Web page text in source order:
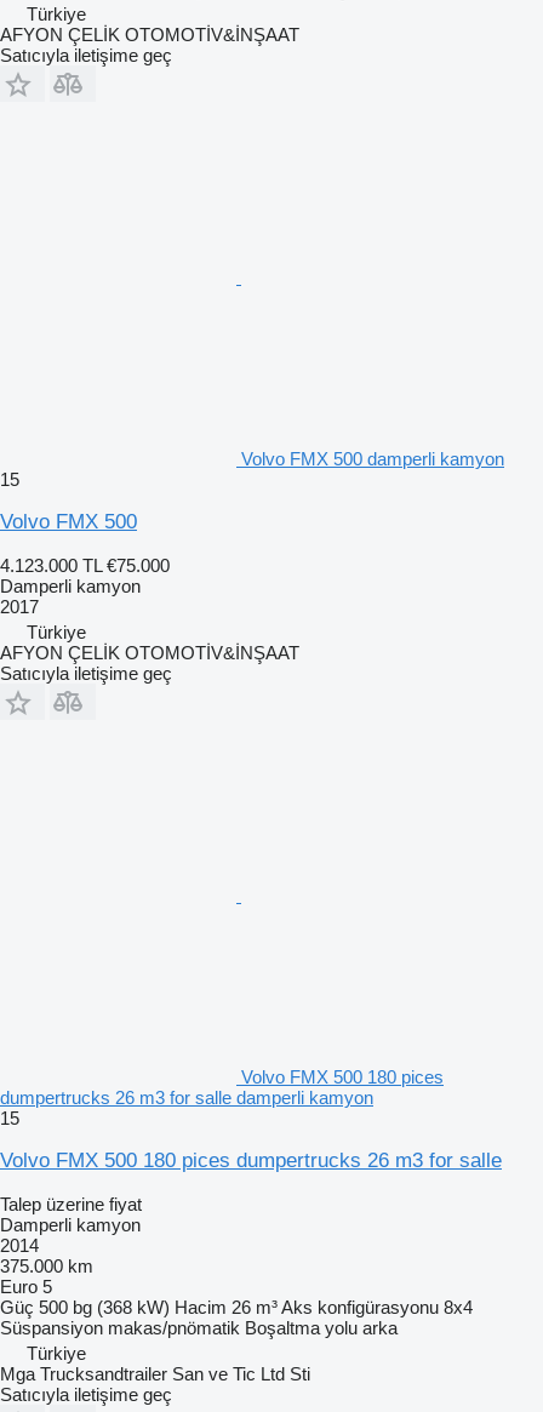
Türkiye
AFYON ÇELİK OTOMOTİV&İNŞAAT
Satıcıyla iletişime geç
Volvo FMX 500 damperli kamyon
15
Volvo FMX 500
4.123.000 TL €75.000
Damperli kamyon
2017
Türkiye
AFYON ÇELİK OTOMOTİV&İNŞAAT
Satıcıyla iletişime geç
Volvo FMX 500 180 pices
dumpertrucks 26 m3 for salle damperli kamyon
15
Volvo FMX 500 180 pices dumpertrucks 26 m3 for salle
Talep üzerine fiyat
Damperli kamyon
2014
375.000 km
Euro 5
Güç 500 bg (368 kW) Hacim 26 m³Aks konfigürasyonu 8x4
Süspansiyon makas/pnömatik Boşaltma yolu arka
Türkiye
Mga Trucksandtrailer San ve Tic Ltd Sti
Satıcıyla iletişime geç